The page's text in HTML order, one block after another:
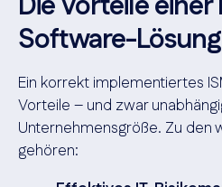
Software-
Ein korrekt implementiertes
Vorteile – und zwar
Unternehmensgröße. Zu den
gehören: